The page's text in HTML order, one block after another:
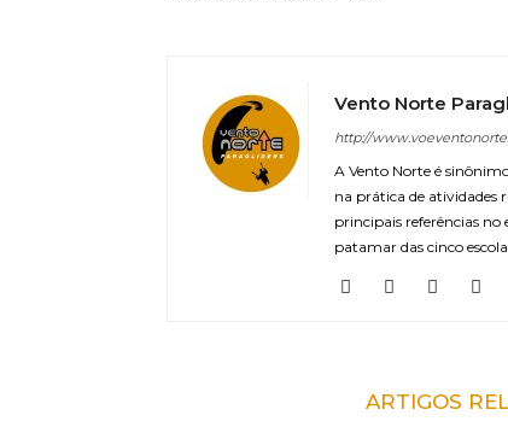
Vento Norte
http://
A Vento Norte é
na prática de atividades
principais referências no
patamar das cinco
ARTIGOS